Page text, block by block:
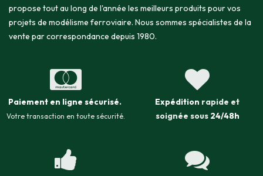
propose tout au long de l'année les meilleurs produits pour vos
projets de modélisme ferroviaire. Nous sommes spécialistes de la
vente par correspondance depuis 1980.
Paiement en ligne sécurisé.
Votre transaction en toute sécurité.
Expédition rapide et
soignée sous 24/48h